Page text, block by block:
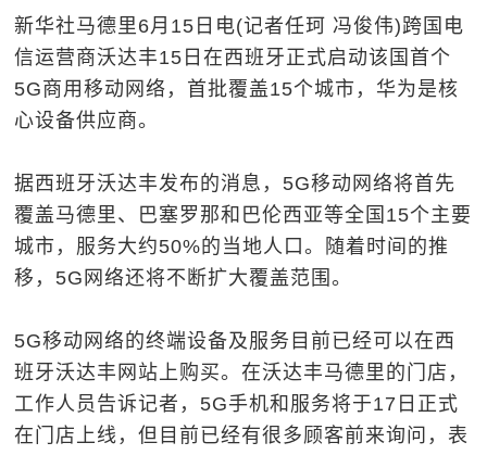
新华社马德里6月15日电(记者任珂 冯俊伟)跨国电
信运营商沃达丰15日在西班牙正式启动该国首个
5G商用移动网络，首批覆盖15个城市，华为是核
心设备供应商。
据西班牙沃达丰发布的消息，5G移动网络将首先
覆盖马德里、巴塞罗那和巴伦西亚等全国15个主要
城市，服务大约50%的当地人口。随着时间的推
移，5G网络还将不断扩大覆盖范围。
5G移动网络的终端设备及服务目前已经可以在西
班牙沃达丰网站上购买。在沃达丰马德里的门店，
工作人员告诉记者，5G手机和服务将于17日正式
在门店上线，但目前已经有很多顾客前来询问，表